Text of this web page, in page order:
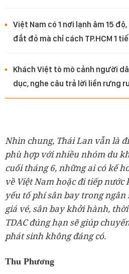
Việt Nam có 1 nơi lạnh âm 15
đắt đỏ mà chỉ cách TP.HCM 1
Khách Việt tò mò cảnh người
dục, nghe câu trả lời liền rưng
Nhìn chung, Thái Lan vẫn là
phù hợp với nhiều nhóm du
cuối tháng 6, những ai có kế
về Việt Nam hoặc đi tiếp
yếu tố phí sân bay trong ngân
giá vé, sân bay khởi hành,
TDAC đúng hạn sẽ giúp
phát sinh không đáng có.
Thu Phương